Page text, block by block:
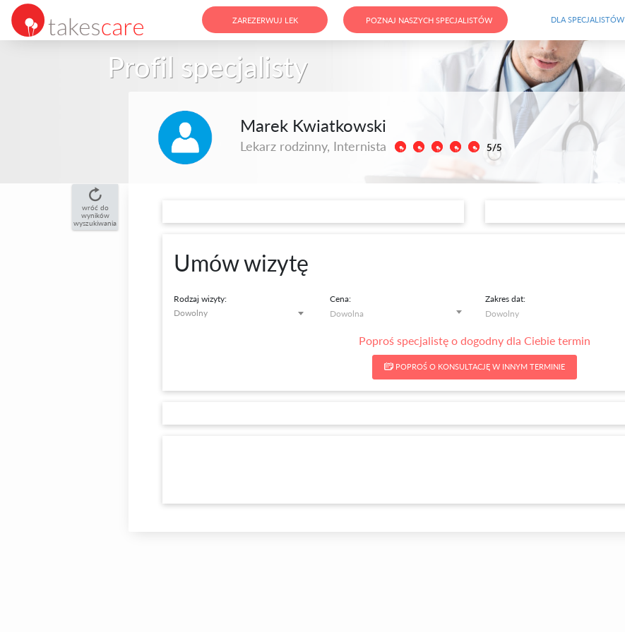
ZAREZERWUJ LEK POZNAJ NASZYCH SPECJALISTÓW DLA SPECJALISTÓW
Profil specjalisty
Marek Kwiatkowski
Lekarz rodzinny, Internista 5/5
wróć do
wyników
wyszukiwania
Umów wizytę
Rodzaj wizyty:
Dowolny
Cena: Zakres dat:
Poproś specjalistę o dogodny dla Ciebie termin
POPROŚ O KONSULTACJĘ W INNYM TERMINIE